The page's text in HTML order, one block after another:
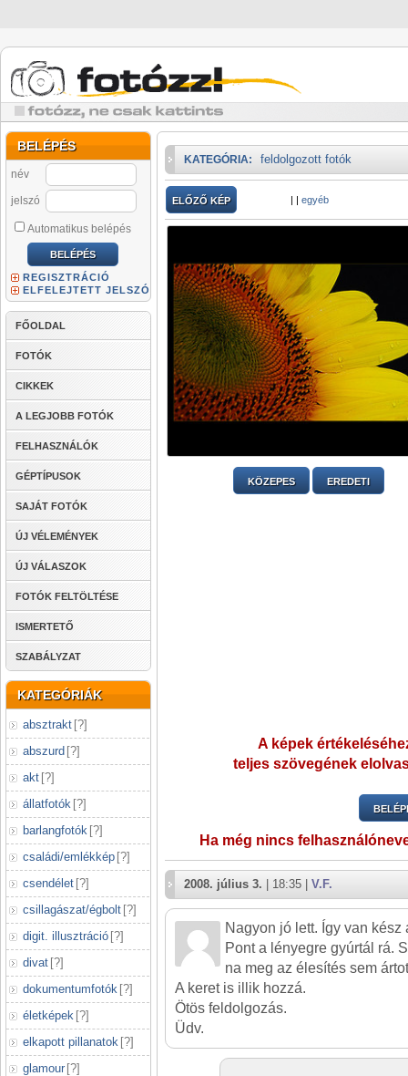
BELÉPÉS
név
jelszó
Automatikus belépés
REGISZTRÁCIÓ
ELFELEJTETT JELSZÓ
FŐOLDAL
FOTÓK
CIKKEK
A LEGJOBB FOTÓK
FELHASZNÁLÓK
GÉPTÍPUSOK
SAJÁT FOTÓK
ÚJ VÉLEMÉNYEK
ÚJ VÁLASZOK
FOTÓK FELTÖLTÉSE
ISMERTETŐ
SZABÁLYZAT
KATEGÓRIÁK
absztrakt [?]
abszurd [?]
akt [?]
állatfotók [?]
barlangfotók [?]
családi/emlékkép [?]
csendélet [?]
csillagászat/égbolt [?]
digit. illusztráció [?]
divat [?]
dokumentumfotók [?]
életképek [?]
elkapott pillanatok [?]
glamour [?]
KATEGÓRIA: feldolgozott fotók
ELŐZŐ KÉP | | egyéb
KÖZEPES EREDETI
A képek
teljes szövegének
Ha még nincs
2008. július 3. | 18:35 | V.F.
Nagyon jó lett. Így van kész
Pont a lényegre gyúrtál rá.
na meg az élesítés sem
A keret is illik hozzá.
Ötös feldolgozás.
Üdv.